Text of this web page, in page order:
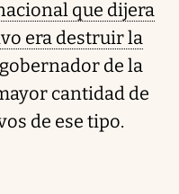
que dijera
era destruir la
de la
cantidad de
de ese tipo.